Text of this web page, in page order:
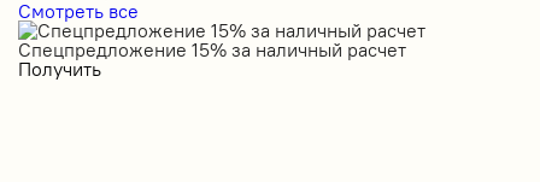
Смотреть все
Спецпредложение 15% за наличный расчет
Получить